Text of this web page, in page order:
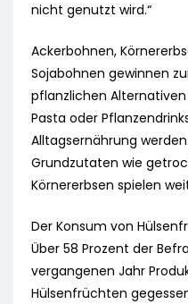
nicht genutzt wird.“
Ackerbohnen,
Sojabohnen gewinnen
pflanzlichen
Pasta oder
Alltagsernährung
Grundzutaten wie
Körnererbsen spielen
Der Konsum von
Über 58 Prozent der
vergangenen Jahr
Hülsenfrüchten